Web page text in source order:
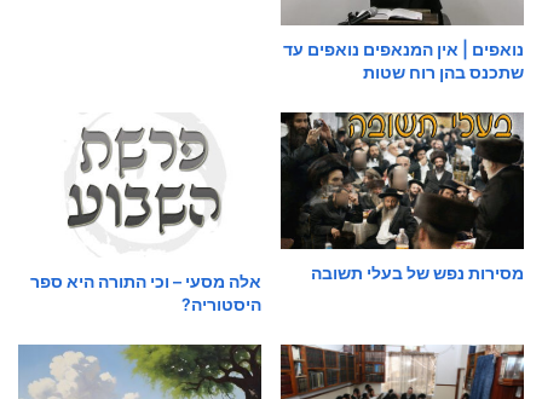
נואפים | אין המנאפים נואפים עד
שתכנס בהן רוח שטות
מסירות נפש של בעלי תשובה
אלה מסעי – וכי התורה היא ספר
היסטוריה?